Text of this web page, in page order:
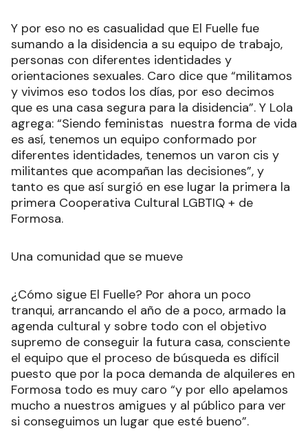
Y por eso no es casualidad que El Fuelle fue
sumando a la disidencia a su equipo de trabajo,
personas con diferentes identidades y
orientaciones sexuales. Caro dice que “militamos
y vivimos eso todos los días, por eso decimos
que es una casa segura para la disidencia”. Y Lola
agrega: “Siendo feministas nuestra forma de vida
es así, tenemos un equipo conformado por
diferentes identidades, tenemos un varon cis y
militantes que acompañan las decisiones”, y
tanto es que así surgió en ese lugar la primera la
primera Cooperativa Cultural LGBTIQ + de
Formosa.
Una comunidad que se mueve
¿Cómo sigue El Fuelle? Por ahora un poco
tranqui, arrancando el año de a poco, armado la
agenda cultural y sobre todo con el objetivo
supremo de conseguir la futura casa, consciente
el equipo que el proceso de búsqueda es difícil
puesto que por la poca demanda de alquileres en
Formosa todo es muy caro “y por ello apelamos
mucho a nuestros amigues y al público para ver
si conseguimos un lugar que esté bueno”.